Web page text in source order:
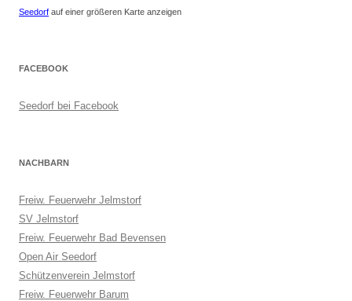
Seedorf auf einer größeren Karte anzeigen
FACEBOOK
Seedorf bei Facebook
NACHBARN
Freiw. Feuerwehr Jelmstorf
SV Jelmstorf
Freiw. Feuerwehr Bad Bevensen
Open Air Seedorf
Schützenverein Jelmstorf
Freiw. Feuerwehr Barum